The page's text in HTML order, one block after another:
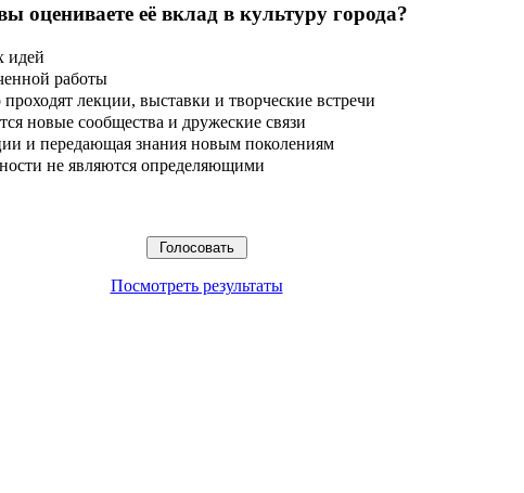
оцениваете её вклад в культуру города?
идей
работы
лекции, выставки и творческие встречи
новые сообщества и дружеские связи
и передающая знания новым поколениям
не являются определяющими
Посмотреть результаты